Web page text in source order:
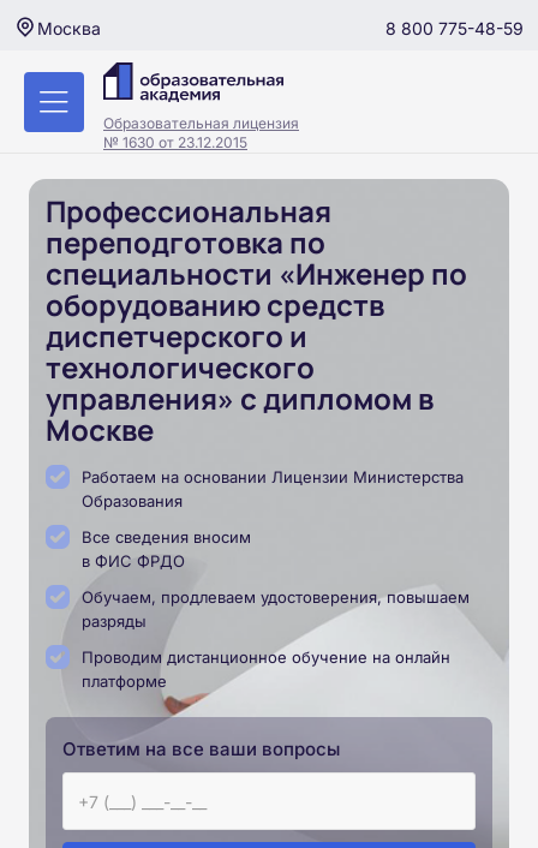
Москва 8 800 775-48-59
Образовательная лицензия
№ 1630 от 23.12.2015
Профессиональная
переподготовка по
специальности «Инженер по
оборудованию средств
диспетчерского и
технологического
управления» с дипломом в
Москве
Работаем на основании Лицензии Министерства
Образования
Все сведения вносим
в ФИС ФРДО
Обучаем, продлеваем удостоверения, повышаем
разряды
Проводим дистанционное обучение на онлайн
платформе
Ответим на все ваши вопросы